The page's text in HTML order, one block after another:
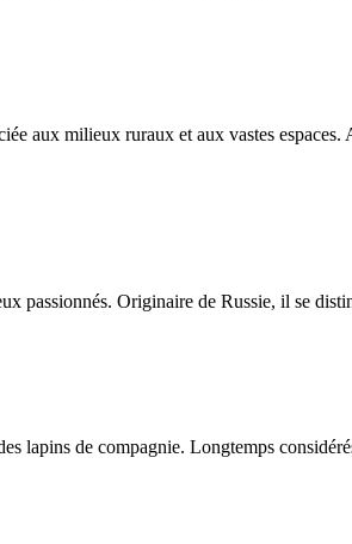
aux milieux ruraux et aux vastes
passionnés. Originaire de Russie, il se
lapins de compagnie. Longtemps